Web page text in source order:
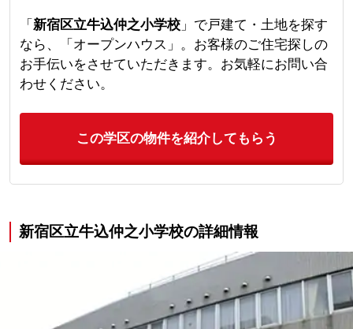
「 新宿区立牛込仲之小学校」で戸建て・土地を探す
なら、「オープンハウス」。お客様のご住宅探しの
お手伝いをさせていただきます。お気軽にお問い合
わせください。
この学区の物件を紹介してもらう
新宿区立牛込仲之小学校の詳細情報